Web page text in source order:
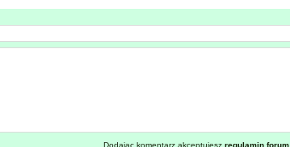
Dodając komentarz akceptujesz regulamin forum